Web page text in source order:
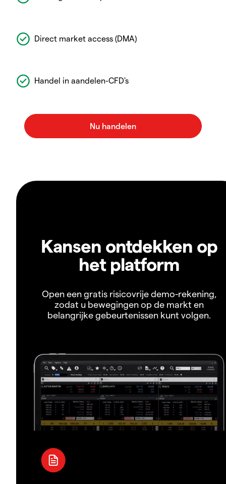
Direct market access (DMA)
Handel in aandelen-CFD's
Kansen ontdekken op
het platform
Open een gratis risicovrije demo-rekening,
zodat u bewegingen op de markt en
belangrijke gebeurtenissen kunt volgen.